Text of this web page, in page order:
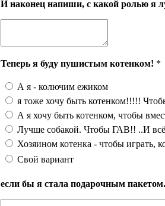
И наконец напиши, с какой ролью я
Теперь я буду пушистым котенком! *
А я - колючим ежиком
я тоже хочу быть котенком!!!!!
А я хочу быть котенком, чтобы
Лучше собакой. Чтобы ГАВ!! ..И
Хозяином котенка - чтобы играть,
Свой вариант
если бы я стала подарочным